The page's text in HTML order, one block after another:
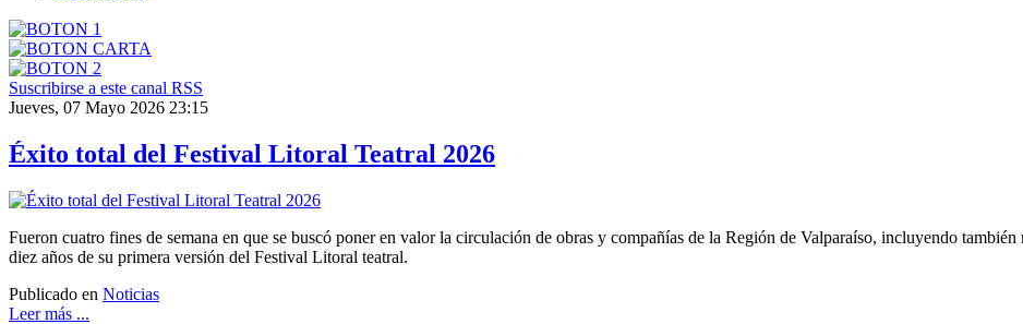
Suscribirse a este canal RSS
Jueves, 07 Mayo 2026 23:15
Éxito total del Festival Litoral Teatral 2026
Fueron cuatro fines de semana en que se buscó poner en valor la circulación de obras y compañías de la Región de Valparaíso, incluyendo
diez años de su primera versión del Festival Litoral teatral.
Publicado en Noticias
Leer más ...